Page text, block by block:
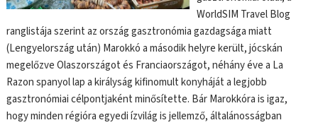
WorldSIM Travel Blog
ranglistája szerint az ország gasztronómia gazdagsága miatt
(Lengyelország után) Marokkó a második helyre került, jócskán
megelőzve Olaszországot és Franciaországot, néhány éve a La
Razon spanyol lap a királyság kifinomult konyháját a legjobb
gasztronómiai célpontjaként minősítette. Bár Marokkóra is igaz,
hogy minden régióra egyedi ízvilág is jellemző, általánosságban